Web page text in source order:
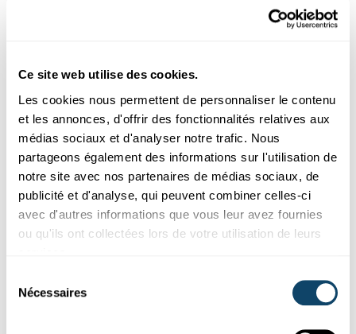
Ce site web utilise des cookies.
Les cookies nous permettent de personnaliser le contenu
et les annonces, d'offrir des fonctionnalités relatives aux
médias sociaux et d'analyser notre trafic. Nous
partageons également des informations sur l'utilisation de
notre site avec nos partenaires de médias sociaux, de
publicité et d'analyse, qui peuvent combiner celles-ci
avec d'autres informations que vous leur avez fournies
ou qu'ils ont collectées lors de votre utilisation de leurs
Nécessaires
FNR
Expérimenter